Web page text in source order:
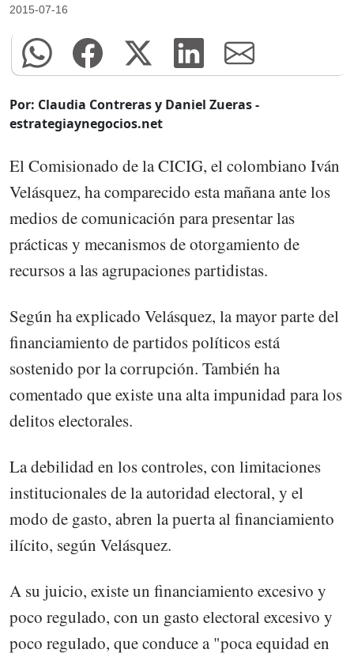
2015-07-16
Por: Claudia Contreras y Daniel Zueras -
estrategiaynegocios.net
El Comisionado de la CICIG, el colombiano Iván
Velásquez, ha comparecido esta mañana ante los
medios de comunicación para presentar las
prácticas y mecanismos de otorgamiento de
recursos a las agrupaciones partidistas.
Según ha explicado Velásquez, la mayor parte del
financiamiento de partidos políticos está
sostenido por la corrupción. También ha
comentado que existe una alta impunidad para los
delitos electorales.
La debilidad en los controles, con limitaciones
institucionales de la autoridad electoral, y el
modo de gasto, abren la puerta al financiamiento
ilícito, según Velásquez.
A su juicio, existe un financiamiento excesivo y
poco regulado, con un gasto electoral excesivo y
poco regulado, que conduce a "poca equidad en